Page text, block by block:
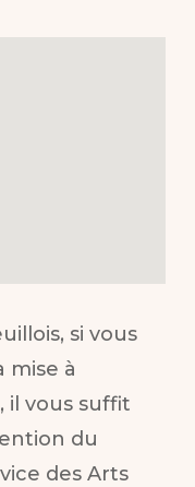
si vous
mise à
il vous suffit
du
des Arts